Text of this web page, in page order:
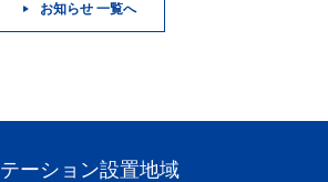
お知らせ 一覧へ
ーション設置地域